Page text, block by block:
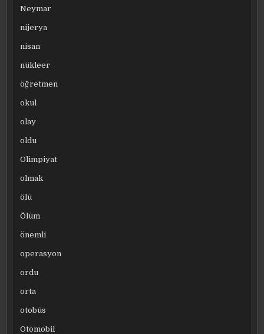
Neymar
nijerya
nisan
nükleer
öğretmen
okul
olay
oldu
Olimpiyat
olmak
ölü
Ölüm
önemli
operasyon
ordu
orta
otobüs
Otomobil